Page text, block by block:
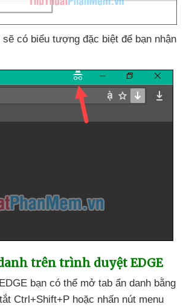
sẽ có biểu tượng đặc biệt để bạn nhận
trên trình duyệt EDGE
bạn có thể mở tab ẩn danh bằng
Ctrl+Shift+P hoặc nhấn nút menu